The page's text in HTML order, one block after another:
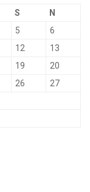
S N
5
6
12
13
19
20
26
27